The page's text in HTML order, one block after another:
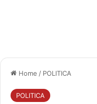
Home / POLITICA
POLITICA